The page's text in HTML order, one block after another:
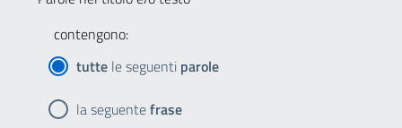
contengono:
tutte le seguenti parole
la seguentefrase